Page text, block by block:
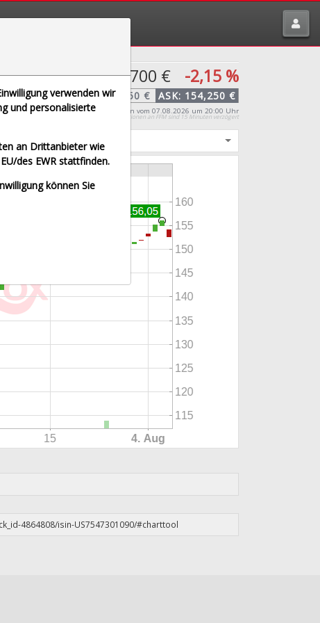
152,700 € -2,15 %
BID:151,150 € ASK: 154,250 €
Preis-Indikation vom 07.08.2026 um 20:00 Uhr
Kursinformationen an FFM sind 15 Minuten verzögert
verwenden wir
und personalisierte
an Drittanbieter wie
des EWR stattfinden.
können Sie